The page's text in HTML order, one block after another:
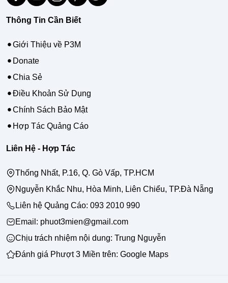
Thông Tin Cần Biết
Giới Thiệu về P3M
Donate
Chia Sẻ
Điều Khoản Sử Dụng
Chính Sách Bảo Mật
Hợp Tác Quảng Cáo
Liên Hệ - Hợp Tác
Thống Nhất, P.16, Q. Gò Vấp, TP.HCM
Nguyễn Khắc Nhu, Hòa Minh, Liên Chiểu, TP.Đà Nẵng
Liên hệ Quảng Cáo: 093 2010 990
Email: phuot3mien@gmail.com
Chịu trách nhiệm nội dung: Trung Nguyễn
Đánh giá Phượt 3 Miền trên: Google Maps